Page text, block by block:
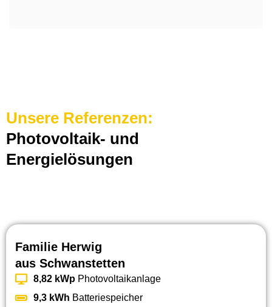
Unsere Referenzen:
Photovoltaik- und
Energielösungen
Familie Herwig
aus Schwanstetten
8,82 kWp Photovoltaikanlage
9,3 kWh Batteriespeicher